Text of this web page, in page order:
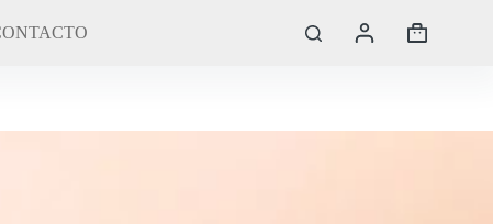
Carro